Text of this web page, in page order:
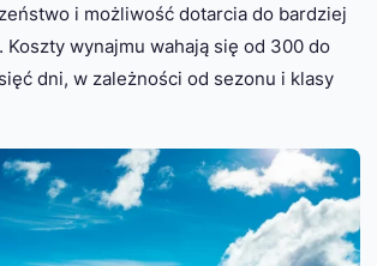
i możliwość dotarcia do bardziej
Koszty wynajmu wahają się od 300 do
dni, w zależności od sezonu i klasy